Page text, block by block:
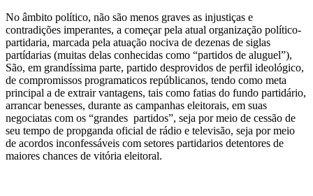
No âmbito político, não são menos graves as injustiças e
contradições imperantes, a começar pela atual organização político-
partidaria, marcada pela atuação nociva de dezenas de siglas
partídarias (muitas delas conhecidas como “partidos de aluguel”),
São, em grandíssima parte, partido desprovidos de perfil ideológico,
de compromissos programaticos repúblicanos, tendo como meta
principal a de extrair vantagens, tais como fatias do fundo partidário,
arrancar benesses, durante as campanhas eleitorais, em suas
negociatas com os “grandes partidos”, seja por meio de cessão de
seu tempo de propganda oficial de rádio e televisão, seja por meio
de acordos inconfessáveis com setores partidarios detentores de
maiores chances de vitória eleitoral.